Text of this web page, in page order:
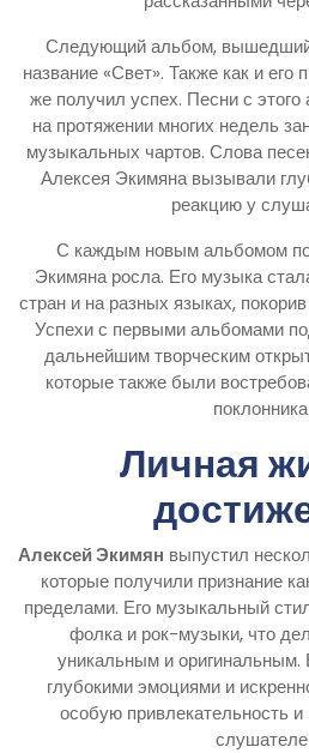
Следующий альбом, вышедший
название «Свет». Также как и его
же получил успех. Песни с
на протяжении многих недель
музыкальных чартов. Слова
Алексея Экимяна вызывали
реакцию у
С каждым новым альбомом
Экимяна росла. Его музыка
стран и на разных языках,
Успехи с первыми альбомами
дальнейшим творческим
которые также были
Личная
Алексей Экимян выпустил
которые получили признание
пределами. Его музыкальный
фолка и рок-музыки, что
уникальным и оригинальным.
глубокими эмоциями и
особую привлекательность